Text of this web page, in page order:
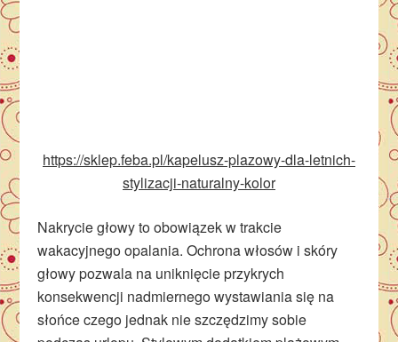
https://sklep.feba.pl/kapelusz-plazowy-dla-letnich-
stylizacji-naturalny-kolor
Nakrycie głowy to obowiązek w trakcie
wakacyjnego opalania. Ochrona włosów i skóry
głowy pozwala na uniknięcie przykrych
konsekwencji nadmiernego wystawiania się na
słońce czego jednak nie szczędzimy sobie